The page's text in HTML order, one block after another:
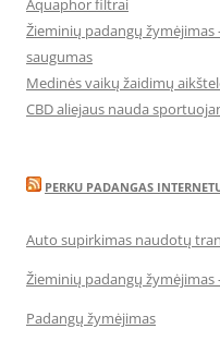
Aquaphor filtrai
Žieminių padangų
saugumas
Medinės vaikų žaidimų
CBD aliejaus nauda
PERKU PADANGAS
Auto supirkimas naudotų
Žieminių padangų žymėjimas
Padangų žymėjimas